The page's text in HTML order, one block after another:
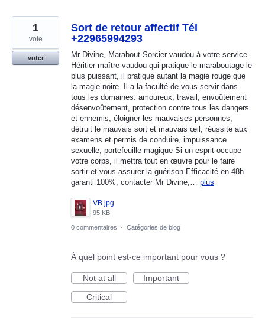
Sort de retour affectif Tél
+22965994293
Mr Divine, Marabout Sorcier vaudou à votre service.
Héritier maître vaudou qui pratique le maraboutage le
plus puissant, il pratique autant la magie rouge que
la magie noire. Il a la faculté de vous servir dans
tous les domaines: amoureux, travail, envoûtement
désenvoûtement, protection contre tous les dangers
et ennemis, éloigner les mauvaises personnes,
détruit le mauvais sort et mauvais œil, réussite aux
examens et permis de conduire, impuissance
sexuelle, portefeuille magique Si un esprit occupe
votre corps, il mettra tout en œuvre pour le faire
sortir et vous assurer la guérison Efficacité en 48h
garanti 100%, contacter Mr Divine,… plus
VB.jpg
95 KB
1
vote
voter
0 commentaires · Catégories de blog
À quel point est-ce important pour vous ?
Not at all
Important
Critical